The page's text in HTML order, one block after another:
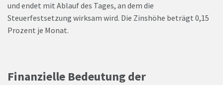
und endet mit Ablauf des Tages, an dem die
Steuerfestsetzung wirksam wird. Die Zinshöhe beträgt 0,15
Prozent je Monat.
Finanzielle Bedeutung der